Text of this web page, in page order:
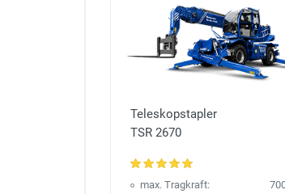
Teleskopstapler
TSR 2670
max. Tragkraft: